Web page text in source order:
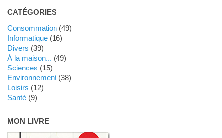
CATÉGORIES
Consommation(49)
Informatique(16)
Divers (39)
Á la maison... (49)
Sciences (15)
Environnement(38)
Loisirs (12)
Santé(9)
MON LIVRE